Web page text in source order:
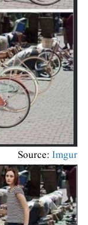
Source: Imgur